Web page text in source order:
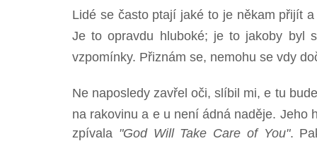
Lidé se často ptají jaké to je někam přijít a
Je to opravdu hluboké; je to jakoby byl
vzpomínky. Přiznám se, nemohu se vdy
Ne naposledy zavřel oči, slíbil mi, e tu
na rakovinu a e u není ádná naděje.
zpívala "God Will Take Care of You".